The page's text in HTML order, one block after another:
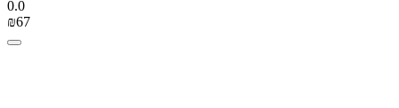
0.0
₪‍67‍